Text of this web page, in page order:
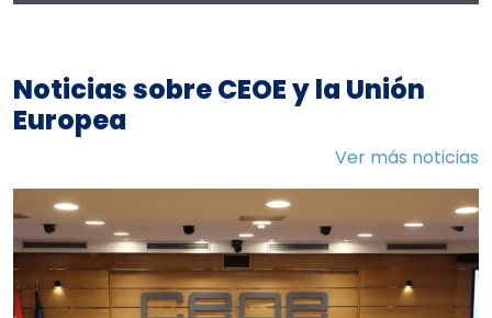
Noticias sobre CEOE y la Unión
Europea
Ver más noticias